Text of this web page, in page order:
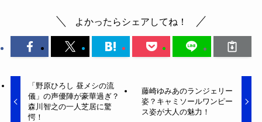
よかったらシェアしてね！
「野原ひろし 昼メシの流
儀」の声優陣が豪華過ぎ？
森川智之の一人芝居に驚
愕！
藤崎ゆみあのランジェリー
姿？キャミソールワンピー
ス姿が大人の魅力！